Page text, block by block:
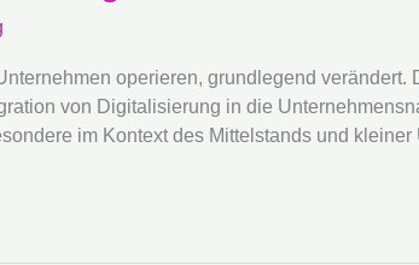
operieren, grundlegend
von Digitalisierung in die
im Kontext des Mittelstands und